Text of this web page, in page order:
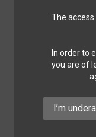
The
In order to
you are of
I’m